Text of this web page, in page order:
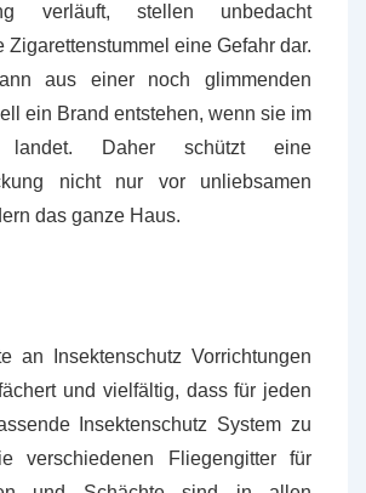
verläuft, stellen unbedacht
Zigarettenstummel eine Gefahr dar.
aus einer noch glimmenden
ein Brand entstehen, wenn sie im
landet. Daher schützt eine
nicht nur vor unliebsamen
das ganze Haus.
an Insektenschutz Vorrichtungen
und vielfältig, dass für jeden
Insektenschutz System zu
verschiedenen Fliegengitter für